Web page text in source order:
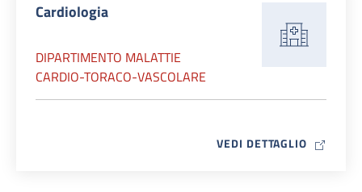
Cardiologia
DIPARTIMENTO MALATTIE
CARDIO-TORACO-VASCOLARE
VEDI DETTAGLIO MAP ICON